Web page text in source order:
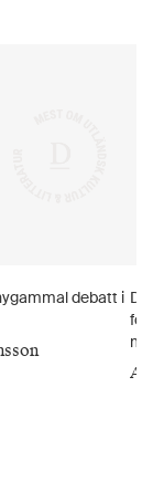
debatt i
Av